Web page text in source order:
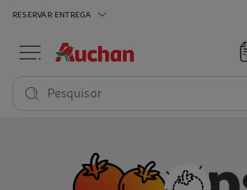
RESERVAR ENTREGA
Pesquisar